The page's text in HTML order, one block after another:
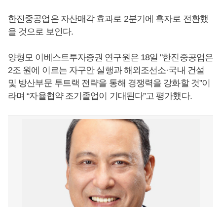
한진중공업은 자산매각 효과로 2분기에 흑자로 전환했
을 것으로 보인다.
양형모 이베스트투자증권 연구원은 18일 "한진중공업은
2조 원에 이르는 자구안 실행과 해외조선소·국내 건설
및 방산부문 투트랙 전략을 통해 경쟁력을 강화할 것”이
라며 “자율협약 조기졸업이 기대된다”고 평가했다.